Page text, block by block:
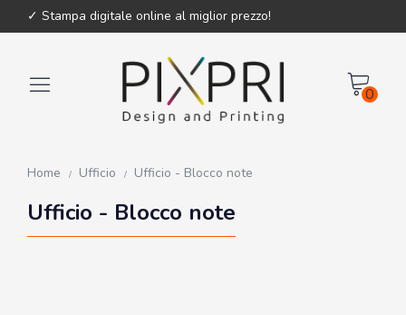
✓ Stampa digitale online al miglior prezzo!
0
Home Ufficio Ufficio - Blocco note
Ufficio - Blocco note